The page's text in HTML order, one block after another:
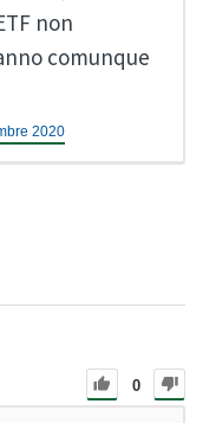
non
comunque
2020
0